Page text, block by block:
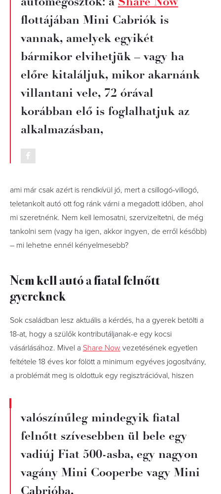
flottájában Mini Cabriók is
vannak, amelyek egyikét
bármikor elvihetjük – vagy ha
előre kitaláljuk, mikor akarnánk
villantani vele, 72 órával
korábban elő is foglalhatjuk az
alkalmazásban,
ami már csak azért is rendkívül jó, mert a csillogó-villogó,
teletankolt autó ott fog ránk várni a megadott időben, ahol
mi szeretnénk. Nem kell lemosatni, szervizeltetni, de még
tankolni sem (vagy ha igen, akkor ingyen, de erről később)
– mi lehetne ennél kényelmesebb?
Nem kell autó a fiatal felnőtt
gyereknek
Sok családban lesz aktuális a kérdés, ha a gyerek betölti a
18-at, hogy a szülők kontributáljanak-e egy kocsi
vásárlásához. Mivel a Share Now vezetésének egyetlen
feltétele 18 éves kor fölött a minimum egyéves jogosítvány,
a problémát meg is oldottuk egy regisztrációval, hiszen
valószínűleg mindegyik fiatal
felnőtt szívesebben ül bele egy
vadiúj Fiat 500-asba, egy nagyon
vagány Mini Cooperbe vagy Mini
Cabrióba,